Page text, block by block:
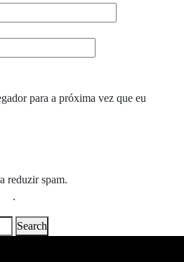
para a próxima vez que eu
reduzir spam.
.
Search